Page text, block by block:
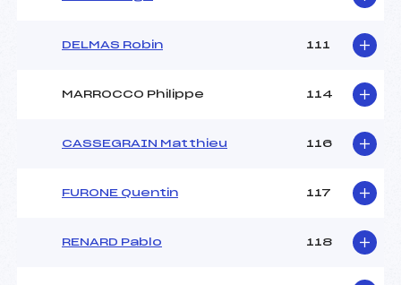
DELMAS Robin 111
MARROCCO Philippe 114
CASSEGRAIN Matthieu 116
FURONE Quentin 117
RENARD Pablo 118